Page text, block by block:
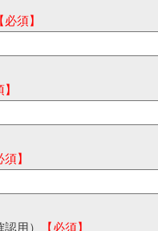
【必須】
須】
用） 【必須】